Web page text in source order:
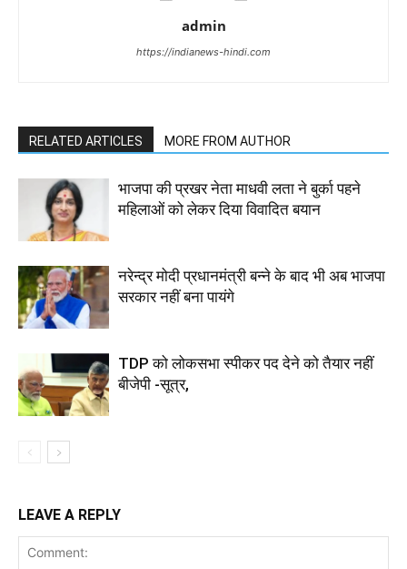
admin
https://indianews-hindi.com
RELATED ARTICLES MORE FROM AUTHOR
भाजपा की प्रखर नेता माधवी लता ने बुर्का पहने
महिलाओं को लेकर दिया विवादित बयान
नरेन्द्र मोदी प्रधानमंत्री बन्ने के बाद भी अब भाजपा
सरकार नहीं बना पायंगे
TDP को लोकसभा स्पीकर पद देने को तैयार नहीं
बीजेपी -सूत्र,
LEAVE A REPLY